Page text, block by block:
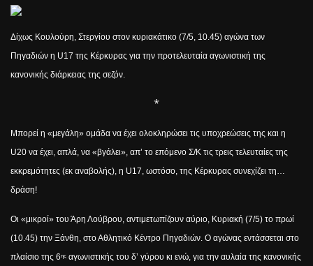
Δίχως Κουλούρη, Στεργίου στον κυριακάτικο (7/5, 10.45) αγώνα των
Πηγαδιών η U17 της Κέρκυρας για την προτελευταία αγωνιστική της
κανονικής διάρκειας της σεζόν.
*
Μπορεί η «μεγάλη» ομάδα να έχει ολοκληρώσει τις υποχρεώσεις της και η
U20 να έχει, απλά, να «βγάλει», απ’ το επόμενο Σ/Κ τις τρεις τελευταίες της
εκκρεμότητες (εκ αναβολής), η U17, ωστόσο, της Κέρκυρας συνεχίζει τη…
δράση!
Οι «μικροί» του Άρη Λούβρου, αντιμετωπίζουν αύριο, Κυριακή (7/5) το πρωί
(10.45) την Ξάνθη, στο Αθλητικό Κέντρο Πηγαδιών. Ο αγώνας εντάσσεται στο
πλαίσιο της 6ης αγωνιστικής του δ’ γύρου κι ενώ, για την αυλαία της κανονικής